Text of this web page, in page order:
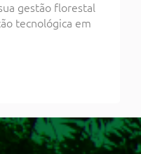
gestão florestal
tecnológica em